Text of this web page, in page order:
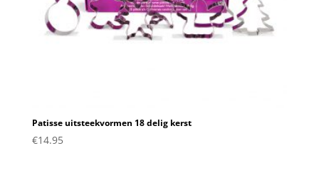
Patisse uitsteekvormen 18 delig kerst
€14.95